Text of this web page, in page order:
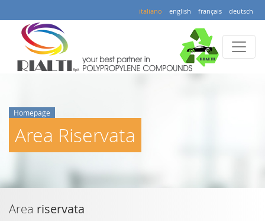
italiano english français deutsch
Homepage
Area Riservata
Area riservata